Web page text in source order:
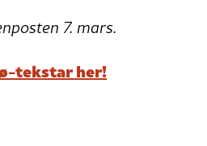
7. mars.
tekstar her!